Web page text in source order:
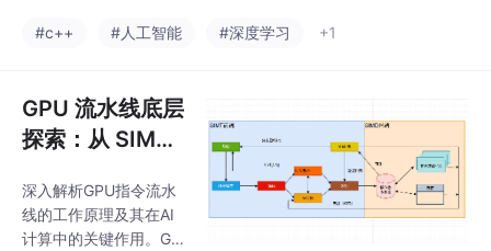
从模型量化到算子适配
载运行的模型，最后通
过手写脚本，生成评估
所需的数据集，并顺利
估，模型精度也符合部
署要求。
#c++ #人工智能 #深度学习 +1
GPU 流水线底层
探索：从 SIMT
端的全链路解析
深入解析GPU指令流水
线的工作原理及其在AI
计算中的关键作用。GP